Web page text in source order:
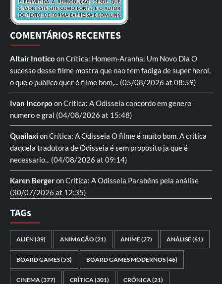
COMENTÁRIOS RECENTES
Altair Inotico onCrítica: Homem-Aranha: Um Novo Dia O
sucesso desse filme mostra que nao tem fadiga de super heroi,
o que o publico quer é filme bom,... (05/08/2026 at 08:59)
Ivan Incorpo onCrítica: A Odisseia concordo em genero
numero e gral (04/08/2026 at 15:48)
QuailaxionCrítica: A Odisseia O filme é muito bom. A critica
daquela tradutora de Odisseia é sem proposito ja que é
necessario... (04/08/2026 at 09:14)
Karen BergeronCrítica: A Odisseia Parabéns pela análise
(30/07/2026 at 12:35)
TAGs
ALIEN(39) ANIMAÇÃO(21) ANIME(27) ANÁLISE(61)
BOARD GAMES(53) BOARD GAMES MODERNOS(46)
CINEMA(377) CRÍTICA(301) CRÔNICA(21)